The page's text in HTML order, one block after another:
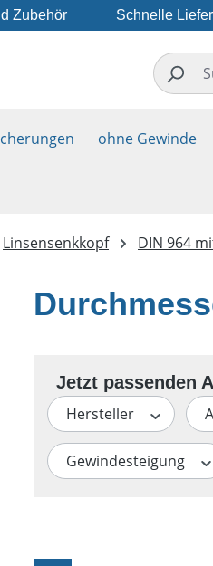
Zubehör Schnelle
ohne Gewinde
Linsensenkkopf DIN 964
Hersteller
Gewindesteigung